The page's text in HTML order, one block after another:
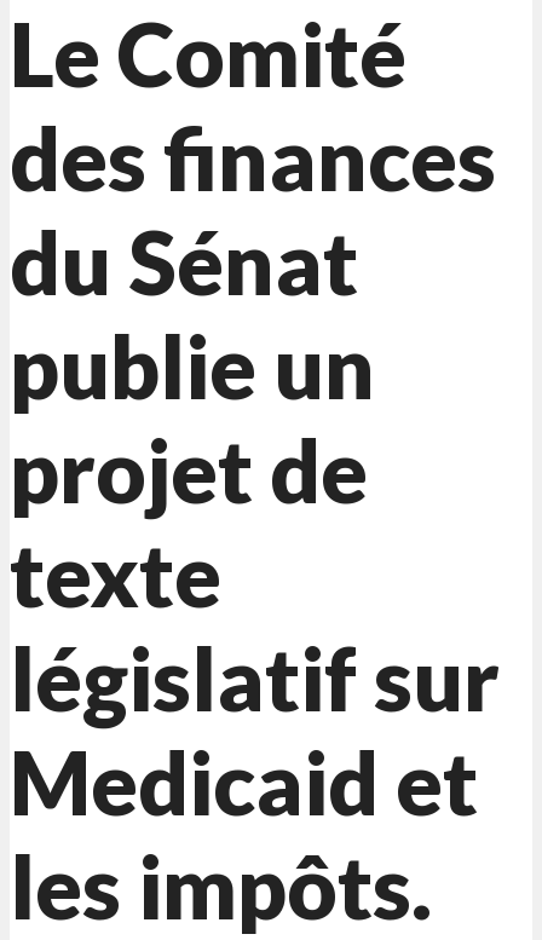
Le Comité
des finances
du Sénat
publie un
projet de
texte
législatif sur
Medicaid et
les impôts.